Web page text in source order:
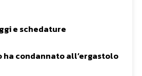
e schedature
ha condannato all’ergastolo